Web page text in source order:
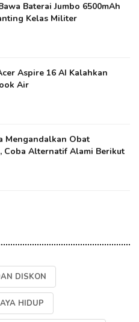
Baterai Jumbo 6500mAh
Kelas Militer
Aspire 16 AI Kalahkan
Air
Mengandalkan Obat
Coba Alternatif Alami Berikut
DISKON
HIDUP